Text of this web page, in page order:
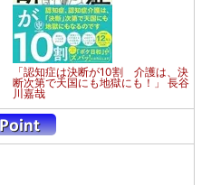
「認知症は決断が10割 介護は、決
断次第で天国にも地獄にも！」 長谷
川嘉哉